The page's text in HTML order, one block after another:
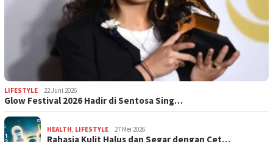
LIFESTYLE 22 Juni 2026
Glow Festival 2026 Hadir di Sentosa Sing…
HEALTH LIFESTYLE 27 Mei 2026
Rahasia Kulit Halus dan Segar dengan Cet…